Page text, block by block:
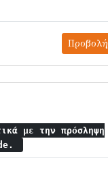
Προβολή
με την πρόσληψη